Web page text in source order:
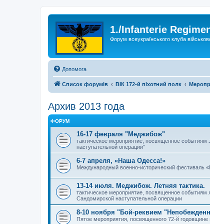
1./Infanterie
Форум всеукраїнського клуба
Допомога
Список форумів ВІК 172-й піхотний полк
Архив 2013 года
ФОРУМ
16-17 февраля "Меджибож"
тактическое мероприятие, посвященное
наступательной операции"
6-7 апреля, «Наша Одесса!»
Международный военно-исторический фестиваль
13-14 июля. Меджибож. Летняя тактика.
тактическое мероприятие, посвященное событиям
Сандомирской наступательной операции
8-10 ноября "Бой-реквием
Пятое мероприятия, посвященного 72-й годовщине